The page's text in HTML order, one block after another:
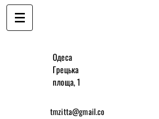
​Одеса
Грецька
площа, 1
tmzitta@gmail.co